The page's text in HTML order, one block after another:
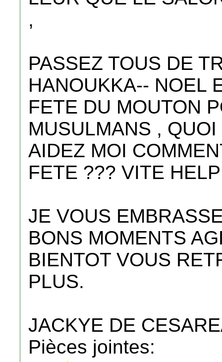
,
PASSEZ TOUS DE
HANOUKKA-- NOEL
FETE DU MOUTON
MUSULMANS ,
AIDEZ MOI
FETE ??? VITE
JE VOUS
BONS MOMENTS
BIENTOT VOUS
PLUS.
JACKYE DE
Pièces jointes: